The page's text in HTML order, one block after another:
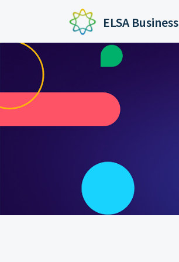
주요 콘텐츠로 건너뛰기
ELSA Business